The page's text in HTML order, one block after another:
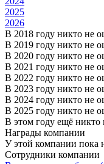
2025
2026
В 2018 году никто не
В 2019 году никто не
В 2020 году никто не
В 2021 году никто не
В 2022 году никто не
В 2023 году никто не
В 2024 году никто не
В 2025 году никто не
В этом году ещё
Награды компании
У этой компании пока
Сотрудники компании